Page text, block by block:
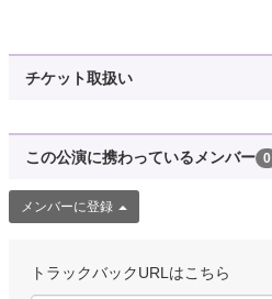
チケット取扱い
この公演に携わっているメンバー 0
メンバーに登録
トラックバックURLはこちら